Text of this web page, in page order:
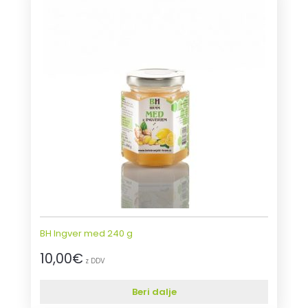
BH Ingver med 240 g
10,00€ z DDV
Beri dalje